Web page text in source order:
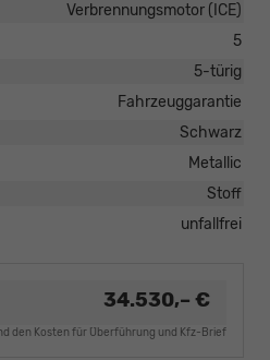
Verbrennungsmotor (ICE)
5
5-türig
Fahrzeuggarantie
Schwarz
Metallic
Stoff
unfallfrei
34.530,– €
den Kosten für Überführung und Kfz-Brief